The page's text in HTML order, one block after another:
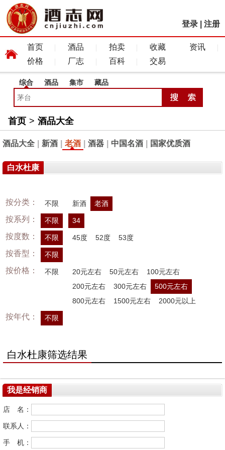
登录 注册
首页 酒品 拍卖 收藏
资讯
价格
厂志 百科 交易
综合 酒品 集市 藏品
首页 > 酒品大全
酒品大全 新酒 老酒 酒器 中国名酒 国家优质酒
白水杜康
按分类： 不限 新酒 老酒
按系列： 不限 34
按度数： 不限 45度 52度 53度
按香型： 不限
按价格： 不限 20元左右 50元左右
100元左右
200元左右
300元左右
500元左右
800元左右
1500元左右 2000元以上
按年代： 不限
白水杜康筛选结果
我是经销商
店 名：
联系人：
手 机：